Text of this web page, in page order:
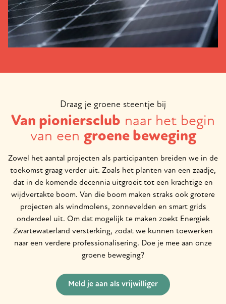
Draag je groene steentje bij
Van pioniersclub naar het begin
van een groene beweging
Zowel het aantal projecten als participanten breiden we in de
toekomst graag verder uit. Zoals het planten van een zaadje,
dat in de komende decennia uitgroeit tot een krachtige en
wijdvertakte boom. Van die boom maken straks ook grotere
projecten als windmolens, zonnevelden en smart grids
onderdeel uit. Om dat mogelijk te maken zoekt Energiek
Zwartewaterland versterking, zodat we kunnen toewerken
naar een verdere professionalisering. Doe je mee aan onze
groene beweging?
Meld je aan als vrijwilliger